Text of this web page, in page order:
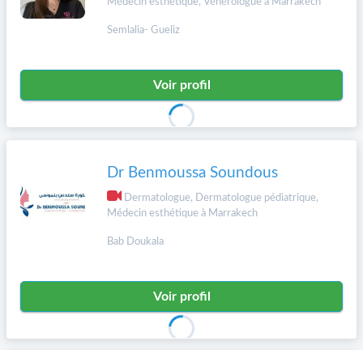
Semlalia- Gueliz
Voir profil
Dr Benmoussa Soundous
Dermatologue, Dermatologue pédiatrique,
Médecin esthétique à Marrakech
Bab Doukala
Voir profil